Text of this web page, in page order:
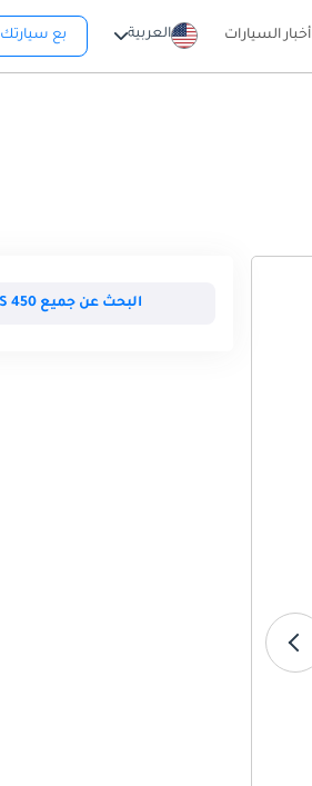
أخبار السيارات العربية بع سيارتك
البحث عن جميع EQS 450+ للبيع